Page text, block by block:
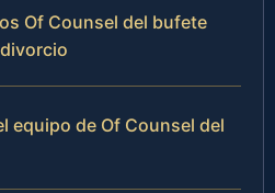
Of Counsel del bufete
equipo de Of Counsel del